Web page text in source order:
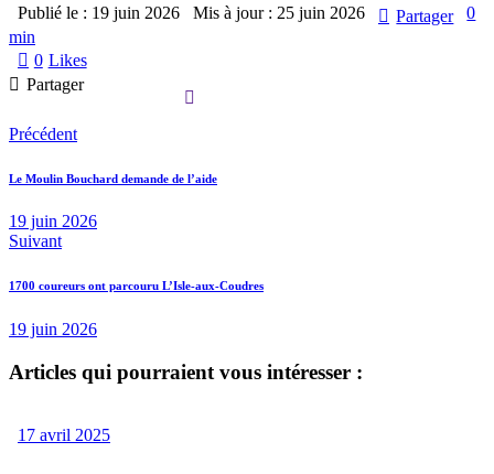
Publié le : 19 juin 2026 Mis à jour : 25 juin 2026 Partager
0
min
0 Likes
Partager
Précédent
Le Moulin Bouchard demande de l’aide
19 juin 2026
Suivant
1700 coureurs ont parcouru L’Isle-aux-Coudres
19 juin 2026
Articles qui pourraient vous intéresser :
17 avril 2025